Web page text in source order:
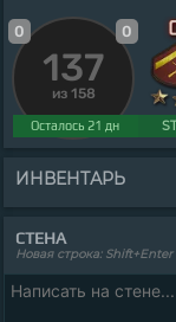
137
из 158
Осталось 21 дн
0 0
ИНВЕНТАРЬ
СТЕНА
Новая строка: Shift+Enter